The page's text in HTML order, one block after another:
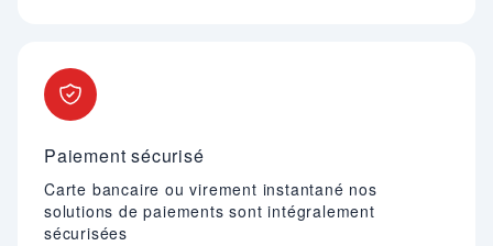
Paiement sécurisé
Carte bancaire ou virement instantané nos
solutions de paiements sont intégralement
sécurisées